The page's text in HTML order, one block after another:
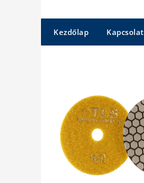
Kezdőlap Kapcsolat